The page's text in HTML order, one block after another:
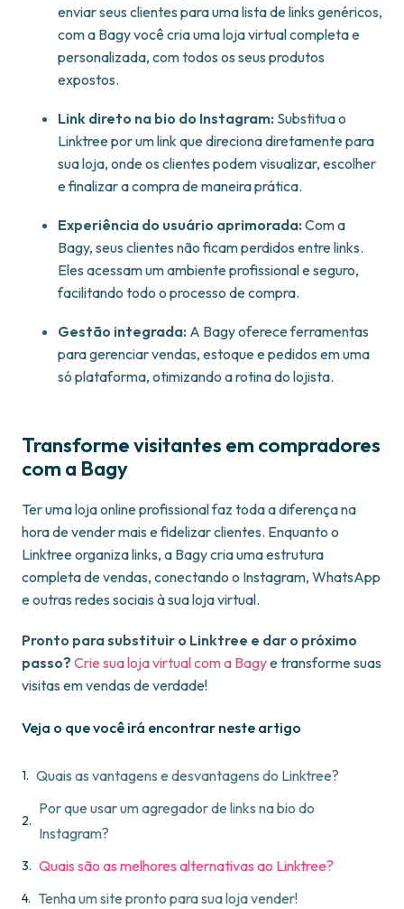
enviar seus clientes para uma lista de links genéricos,
com a Bagy você cria uma loja virtual completa e
personalizada, com todos os seus produtos
expostos.
Link direto na bio do Instagram: Substitua o
Linktree por um link que direciona diretamente para
sua loja, onde os clientes podem visualizar, escolher
e finalizar a compra de maneira prática.
Experiência do usuário aprimorada: Com a
Bagy, seus clientes não ficam perdidos entre links.
Eles acessam um ambiente profissional e seguro,
facilitando todo o processo de compra.
Gestão integrada: A Bagy oferece ferramentas
para gerenciar vendas, estoque e pedidos em uma
só plataforma, otimizando a rotina do lojista.
Transforme visitantes em compradores
com a Bagy
Ter uma loja online profissional faz toda a diferença na
hora de vender mais e fidelizar clientes. Enquanto o
Linktree organiza links, a Bagy cria uma estrutura
completa de vendas, conectando o Instagram, WhatsApp
e outras redes sociais à sua loja virtual.
Pronto para substituir o Linktree e dar o próximo
passo? Crie sua loja virtual com a Bagye transforme suas
visitas em vendas de verdade!
Veja o que você irá encontrar neste artigo
Quais as vantagens e desvantagens do Linktree?
Por que usar um agregador de links na bio do
Instagram?
Quais são as melhores alternativas ao Linktree?
Tenha um site pronto para sua loja vender!